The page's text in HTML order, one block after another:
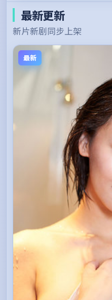
最新更新
新片新剧同步上架
最新